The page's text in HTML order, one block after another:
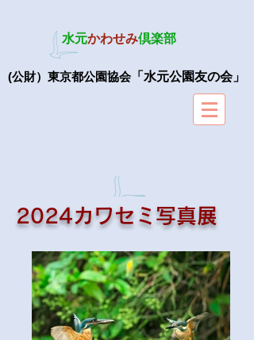
水元かわせみ倶楽部
(公財）東京都公園協会 「水元公園友の会」
​2024カワセミ写真展